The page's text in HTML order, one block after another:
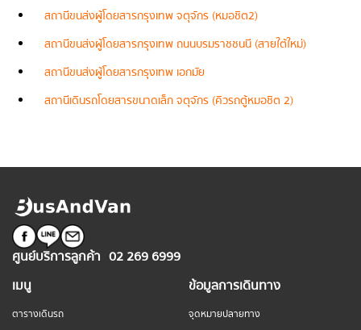
สถานีขนส่งผู้โดยสารกรุงเทพ จตุจักร (หมอชิต2)
สถานีขนส่งผู้โดยสารกรุงเทพ ถนนบรมราชชนนี (สายใต้ใหม่)
สถานีขนส่งผู้โดยสารกรุงเทพ เอกมัย
สถานีเดินรถโดยสารขนาดเล็ก จตุจักร (คิวรถตู้หมอชิต 2)
ศูนย์บริการลูกค้า 02 269 6999
เมนู
ตารางเดินรถ
ข้อมูลการเดินทาง
จุดหมายปลายทาง